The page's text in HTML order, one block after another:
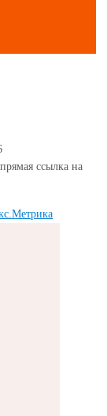
ссылка на